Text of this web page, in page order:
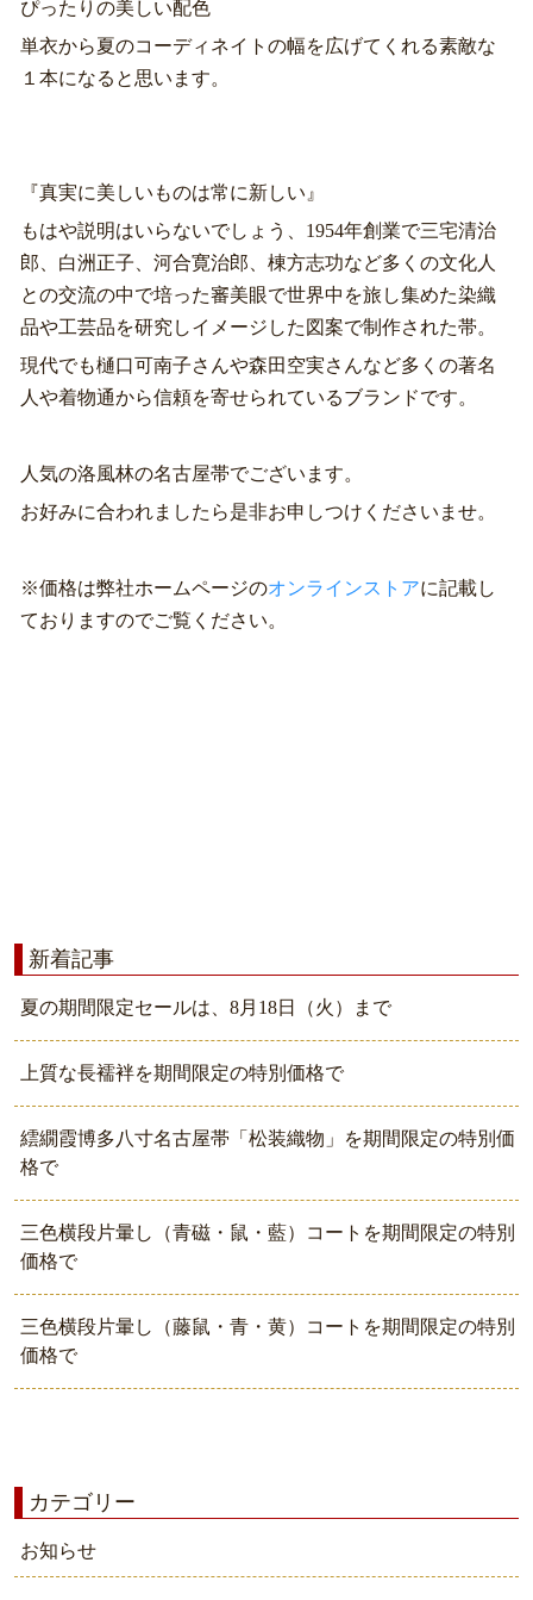
ぴったりの美しい配色
単衣から夏のコーディネイトの幅を広げてくれる素敵な
１本になると思います。
『真実に美しいものは常に新しい』
もはや説明はいらないでしょう、1954年創業で三宅清治
郎、白洲正子、河合寛治郎、棟方志功など多くの文化人
との交流の中で培った審美眼で世界中を旅し集めた染織
品や工芸品を研究しイメージした図案で制作された帯。
現代でも樋口可南子さんや森田空実さんなど多くの著名
人や着物通から信頼を寄せられているブランドです。
人気の洛風林の名古屋帯でございます。
お好みに合われましたら是非お申しつけくださいませ。
※価格は弊社ホームページのオンラインストアに記載し
ておりますのでご覧ください。
新着記事
夏の期間限定セールは、8月18日（火）まで
上質な長襦袢を期間限定の特別価格で
繧繝霞博多八寸名古屋帯「松装織物」を期間限定の特別価
格で
三色横段片暈し（青磁・鼠・藍）コートを期間限定の特別
価格で
三色横段片暈し（藤鼠・青・黄）コートを期間限定の特別
価格で
カテゴリー
お知らせ